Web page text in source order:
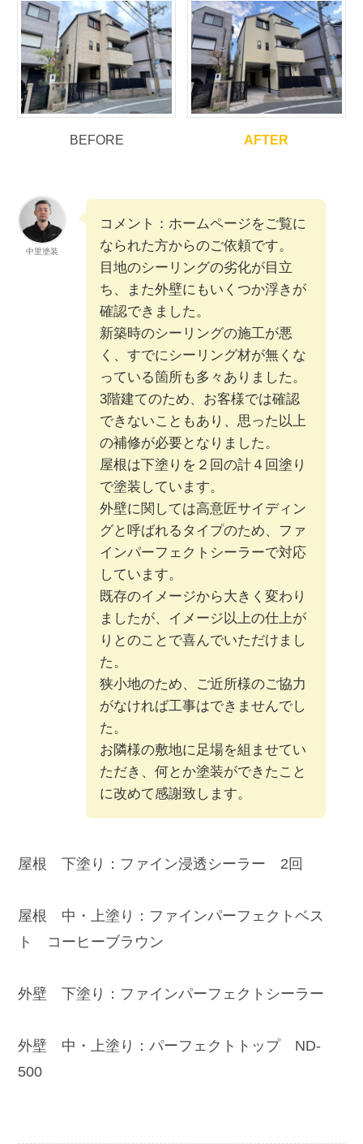
BEFORE AFTER
中里塗装
コメント：ホームページをご覧に
なられた方からのご依頼です。
目地のシーリングの劣化が目立
ち、また外壁にもいくつか浮きが
確認できました。
新築時のシーリングの施工が悪
く、すでにシーリング材が無くな
っている箇所も多々ありました。
3階建てのため、お客様では確認
できないこともあり、思った以上
の補修が必要となりました。
屋根は下塗りを２回の計４回塗り
で塗装しています。
外壁に関しては高意匠サイディン
グと呼ばれるタイプのため、ファ
インパーフェクトシーラーで対応
しています。
既存のイメージから大きく変わり
ましたが、イメージ以上の仕上が
りとのことで喜んでいただけまし
た。
狭小地のため、ご近所様のご協力
がなければ工事はできませんでし
た。
お隣様の敷地に足場を組ませてい
ただき、何とか塗装ができたこと
に改めて感謝致します。
屋根 下塗り：ファイン浸透シーラー 2回
屋根 中・上塗り：ファインパーフェクトベス
ト コーヒーブラウン
外壁 下塗り：ファインパーフェクトシーラー
外壁 中・上塗り：パーフェクトトップ ND-
500